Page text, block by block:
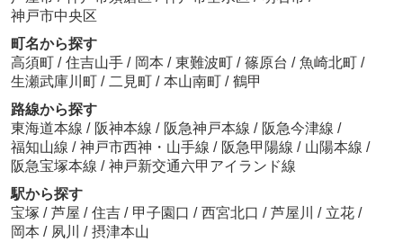
神戸市中央区
町名から探す
高須町 / 住吉山手 / 岡本 / 東難波町 / 篠原台 / 魚崎北町 /
生瀬武庫川町 / 二見町 / 本山南町 / 鶴甲
路線から探す
東海道本線 / 阪神本線 / 阪急神戸本線 / 阪急今津線 /
福知山線 / 神戸市西神・山手線 / 阪急甲陽線 / 山陽本線 /
阪急宝塚本線 / 神戸新交通六甲アイランド線
駅から探す
宝塚 / 芦屋 / 住吉 / 甲子園口 / 西宮北口 / 芦屋川 / 立花 /
岡本 / 夙川 / 摂津本山